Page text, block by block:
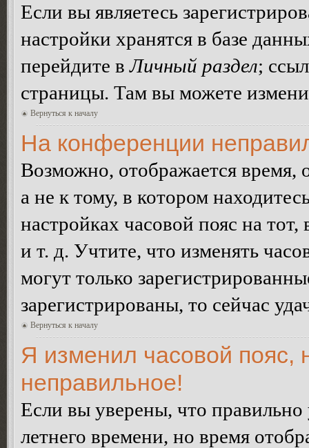
Если вы являетесь
настройки хранятся в базе
перейдите вЛичный раздел;
страницы. Там вы можете
Вернуться к началу
На конференции
Возможно, отображается время,
а не к тому, в котором
настройках часовой пояс на
и т. д. Учтите, что изменять
могут только
зарегистрированы, то сейчас
Вернуться к началу
Я изменил часовой пояс,
неправильное!
Если вы уверены, что правильно
летнего времени, но время